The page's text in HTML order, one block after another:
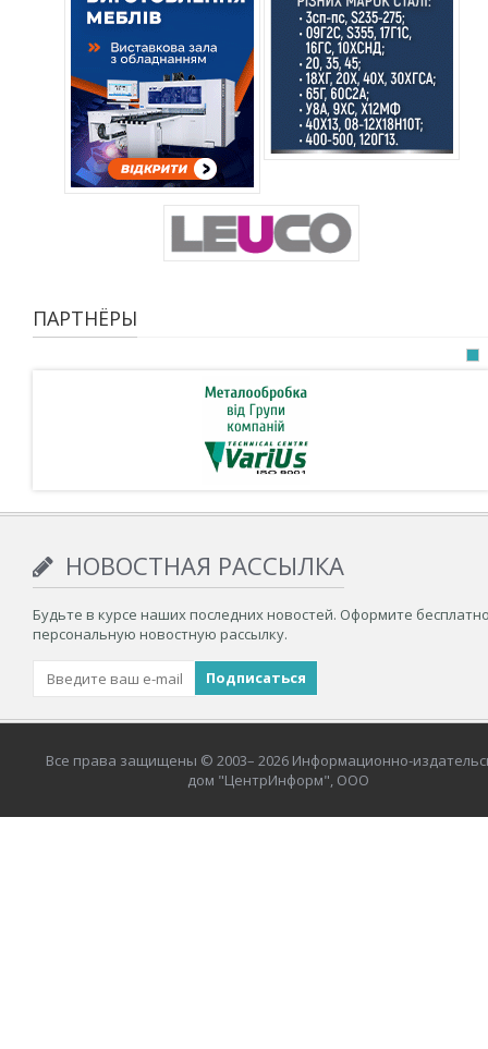
ПАРТНЁРЫ
НОВОСТНАЯ РАССЫЛКА
Будьте в курсе наших последних новостей. Оформите
персональную новостную рассылку.
Все права защищены © 2003– 2026 Информационно-
дом "ЦентрИнформ", ООО